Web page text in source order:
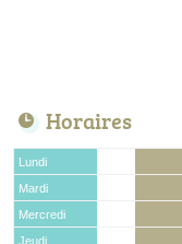
Horaires
Lundi
Mardi
Mercredi
Jeudi